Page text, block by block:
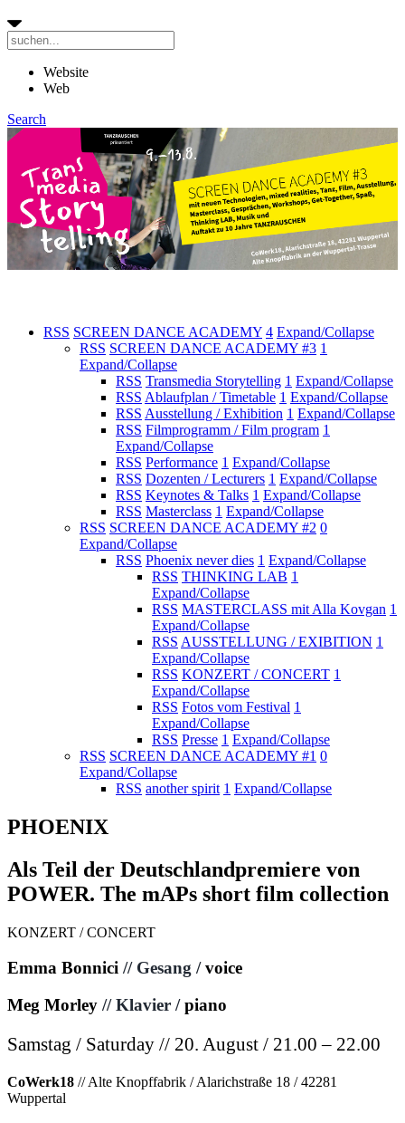
Website
Web
Search
RSS SCREEN DANCE ACADEMY 4 Expand/Collapse
RSS SCREEN DANCE ACADEMY #3 1
Expand/Collapse
RSS Transmedia Storytelling 1 Expand/Collapse
RSS Ablaufplan / Timetable 1 Expand/Collapse
RSS Ausstellung / Exhibition 1 Expand/Collapse
RSS Filmprogramm / Film program 1
Expand/Collapse
RSS Performance 1 Expand/Collapse
RSS Dozenten / Lecturers 1 Expand/Collapse
RSS Keynotes & Talks 1 Expand/Collapse
RSS Masterclass 1 Expand/Collapse
RSS SCREEN DANCE ACADEMY #2 0
Expand/Collapse
RSS Phoenix never dies 1 Expand/Collapse
RSS THINKING LAB 1
Expand/Collapse
RSS MASTERCLASS mit Alla Kovgan 1
Expand/Collapse
RSS AUSSTELLUNG / EXIBITION 1
Expand/Collapse
RSS KONZERT / CONCERT 1
Expand/Collapse
RSS Fotos vom Festival 1
Expand/Collapse
RSS Presse 1 Expand/Collapse
RSS SCREEN DANCE ACADEMY #1 0
Expand/Collapse
RSS another spirit 1 Expand/Collapse
PHOENIX
Als Teil der Deutschlandpremiere von
POWER. The mAPs short film collection
KONZERT / CONCERT
Emma Bonnici // Gesang /voice
Meg Morley // Klavier /piano
Samstag / Saturday // 20. August / 21.00 – 22.00
CoWerk18 // Alte Knopffabrik / Alarichstraße 18 / 42281
Wuppertal